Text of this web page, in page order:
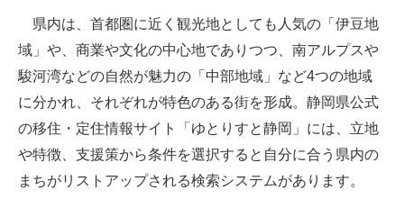
県内は、首都圏に近く観光地としても人気の「伊豆地
域」や、商業や文化の中心地でありつつ、南アルプスや
駿河湾などの自然が魅力の「中部地域」など4つの地域
に分かれ、それぞれが特色のある街を形成。静岡県公式
の移住・定住情報サイト「ゆとりすと静岡」には、立地
や特徴、支援策から条件を選択すると自分に合う県内の
まちがリストアップされる検索システムがあります。